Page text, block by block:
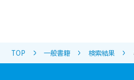
TOP 一般書籍 検索結果